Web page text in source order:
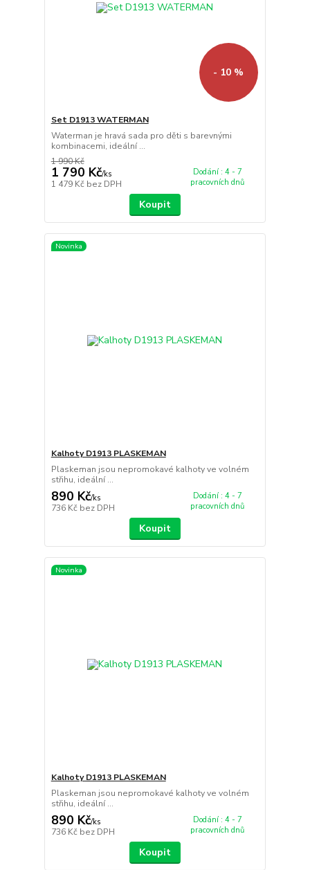
- 10 %
Set D1913 WATERMAN
Waterman je hravá sada pro děti s barevnými
kombinacemi, ideální ...
1 990 Kč
1 790 Kč/ks
1 479 Kč bez DPH
Dodání : 4 - 7
pracovních dnů
Koupit
Novinka
Kalhoty D1913 PLASKEMAN
Plaskeman jsou nepromokavé kalhoty ve volném
střihu, ideální ...
890 Kč/ks
736 Kč bez DPH
Dodání : 4 - 7
pracovních dnů
Koupit
Novinka
Kalhoty D1913 PLASKEMAN
Plaskeman jsou nepromokavé kalhoty ve volném
střihu, ideální ...
890 Kč/ks
736 Kč bez DPH
Dodání : 4 - 7
pracovních dnů
Koupit